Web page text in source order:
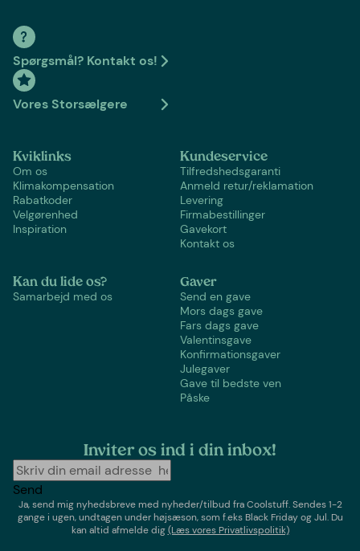
Spørgsmål? Kontakt os!
Vores Storsælgere
Kviklinks
Om os
Klimakompensation
Rabatkoder
Velgørenhed
Inspiration
Kundeservice
Tilfredshedsgaranti
Anmeld retur/reklamation
Levering
Firmabestillinger
Gavekort
Kontakt os
Kan du lide os?
Samarbejd med os
Gaver
Send en gave
Mors dags gave
Fars dags gave
Valentinsgave
Konfirmationsgaver
Julegaver
Gave til bedste ven
Påske
Inviter os ind i din inbox!
Send
Ja, send mig nyhedsbreve med nyheder/tilbud fraCoolstuff. Sendes 1-2
gange i ugen,undtagen under højsæson, som f.eks Black Friday og Jul. Du
kan altid afmelde dig(Læs vores Privatlivspolitik)